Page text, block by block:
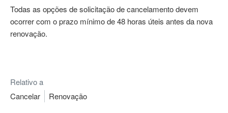
Todas as opções de solicitação de cancelamento devem
ocorrer com o prazo mínimo de 48 horas úteis antes da nova
renovação.
Relativo a
Cancelar
Renovação